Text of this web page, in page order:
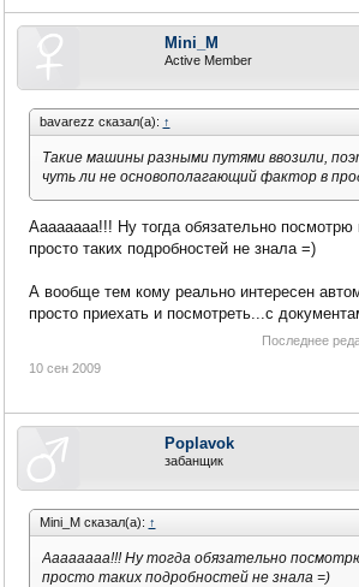
Mini_M
Active Member
bavarezz сказал(а): ↑
Такие машины разными путями ввозили,
чуть ли не основополагающий фактор в
Аааааааа!!! Ну тогда обязательно
просто таких подробностей не знала =)
А вообще тем кому реально интересен
просто приехать и посмотреть...с
Последнее
10 сен 2009
Poplavok
забанщик
Mini_M сказал(а): ↑
Аааааааа!!! Ну тогда обязательно
просто таких подробностей не знала =)